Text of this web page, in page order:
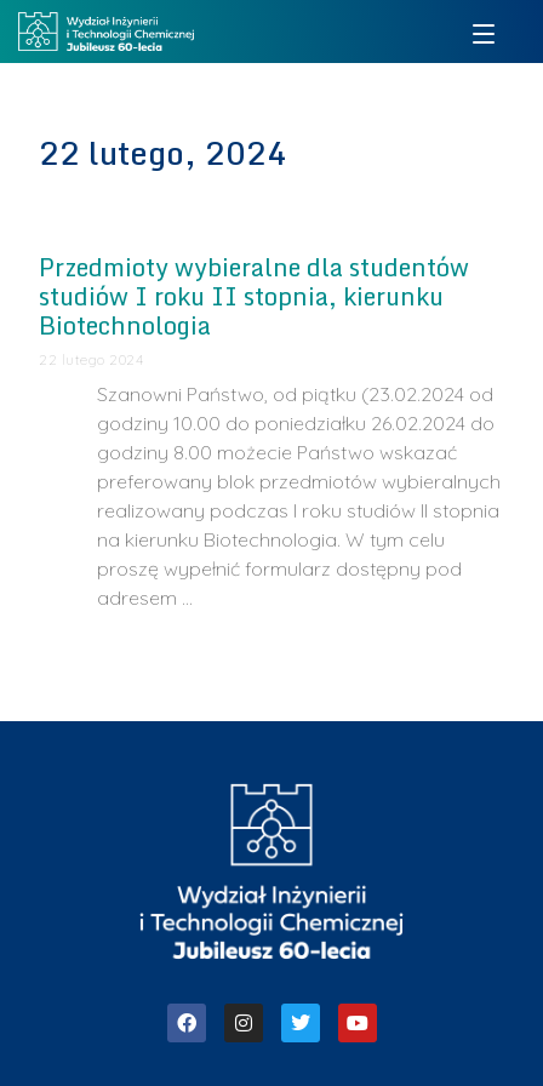
22 lutego, 2024
Przedmioty wybieralne dla studentów
studiów I roku II stopnia, kierunku
Biotechnologia
22 lutego 2024
Szanowni Państwo, od piątku (23.02.2024 od
godziny 10.00 do poniedziałku 26.02.2024 do
godziny 8.00 możecie Państwo wskazać
preferowany blok przedmiotów wybieralnych
realizowany podczas I roku studiów II stopnia
na kierunku Biotechnologia. W tym celu
proszę wypełnić formularz dostępny pod
adresem …